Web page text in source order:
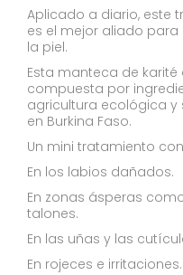
Aplicado a diario, este
es el mejor aliado
la piel.
Esta manteca de
compuesta por
agricultura ecológica
en Burkina Faso.
Un mini tratamiento
En los labios dañados.
En zonas ásperas
talones.
En las uñas y las
En rojeces e irritaciones.